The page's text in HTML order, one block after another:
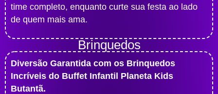
time completo, enquanto curte sua festa ao lado
de quem mais ama.
Brinquedos
Diversão Garantida com os Brinquedos
Incríveis do Buffet Infantil Planeta Kids
Butantã.